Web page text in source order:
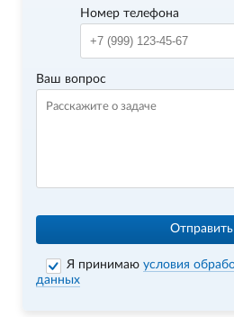
Номер телефона
Ваш вопрос
Отправить
Я принимаюусловия
данных